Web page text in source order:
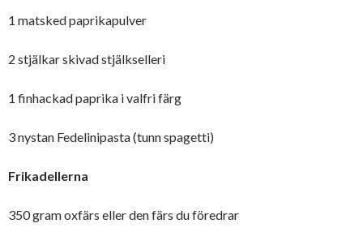
1 matsked paprikapulver
2 stjälkar skivad stjälkselleri
1 finhackad paprika i valfri färg
3 nystan Fedelinipasta (tunn spagetti)
Frikadellerna
350 gram oxfärs eller den färs du föredrar